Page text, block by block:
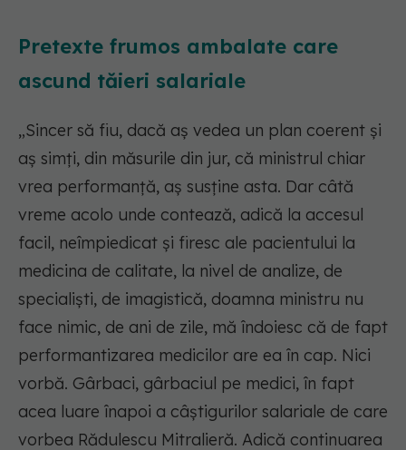
Pretexte frumos ambalate care
ascund tăieri salariale
„Sincer să fiu, dacă aș vedea un plan coerent și
aș simți, din măsurile din jur, că ministrul chiar
vrea performanță, aș susține asta. Dar câtă
vreme acolo unde contează, adică la accesul
facil, neîmpiedicat și firesc ale pacientului la
medicina de calitate, la nivel de analize, de
specialiști, de imagistică, doamna ministru nu
face nimic, de ani de zile, mă îndoiesc că de fapt
performantizarea medicilor are ea în cap. Nici
vorbă. Gârbaci, gârbaciul pe medici, în fapt
acea luare înapoi a câștigurilor salariale de care
vorbea Rădulescu Mitralieră. Adică continuarea